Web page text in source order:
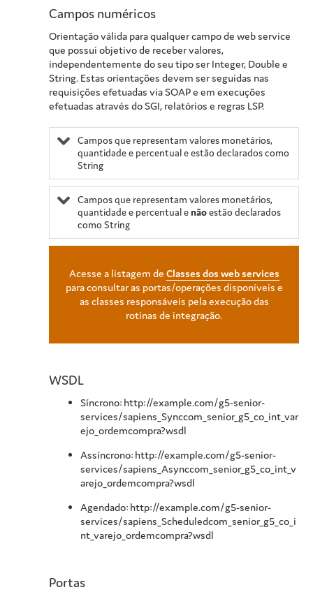
Campos numéricos
Orientação válida para qualquer campo de web service
que possui objetivo de receber valores,
independentemente do seu tipo ser Integer, Double e
String. Estas orientações devem ser seguidas nas
requisições efetuadas via SOAP e em execuções
efetuadas através do SGI, relatórios e regras LSP.
Campos que representam valores monetários,
quantidade e percentual e estão declarados como
String
Campos que representam valores monetários,
quantidade e percentual e nãoestão declarados
como String
Acesse a listagem de Classes dos web services
para consultar as portas/operações disponíveis e
as classes responsáveis pela execução das
rotinas de integração.
WSDL
Síncrono: http://example.com/g5-senior-
services/sapiens_Synccom_senior_g5_co_int_var
ejo_ordemcompra?wsdl
Assíncrono: http://example.com/g5-senior-
services/sapiens_Asynccom_senior_g5_co_int_v
arejo_ordemcompra?wsdl
Agendado: http://example.com/g5-senior-
services/sapiens_Scheduledcom_senior_g5_co_i
nt_varejo_ordemcompra?wsdl
Portas